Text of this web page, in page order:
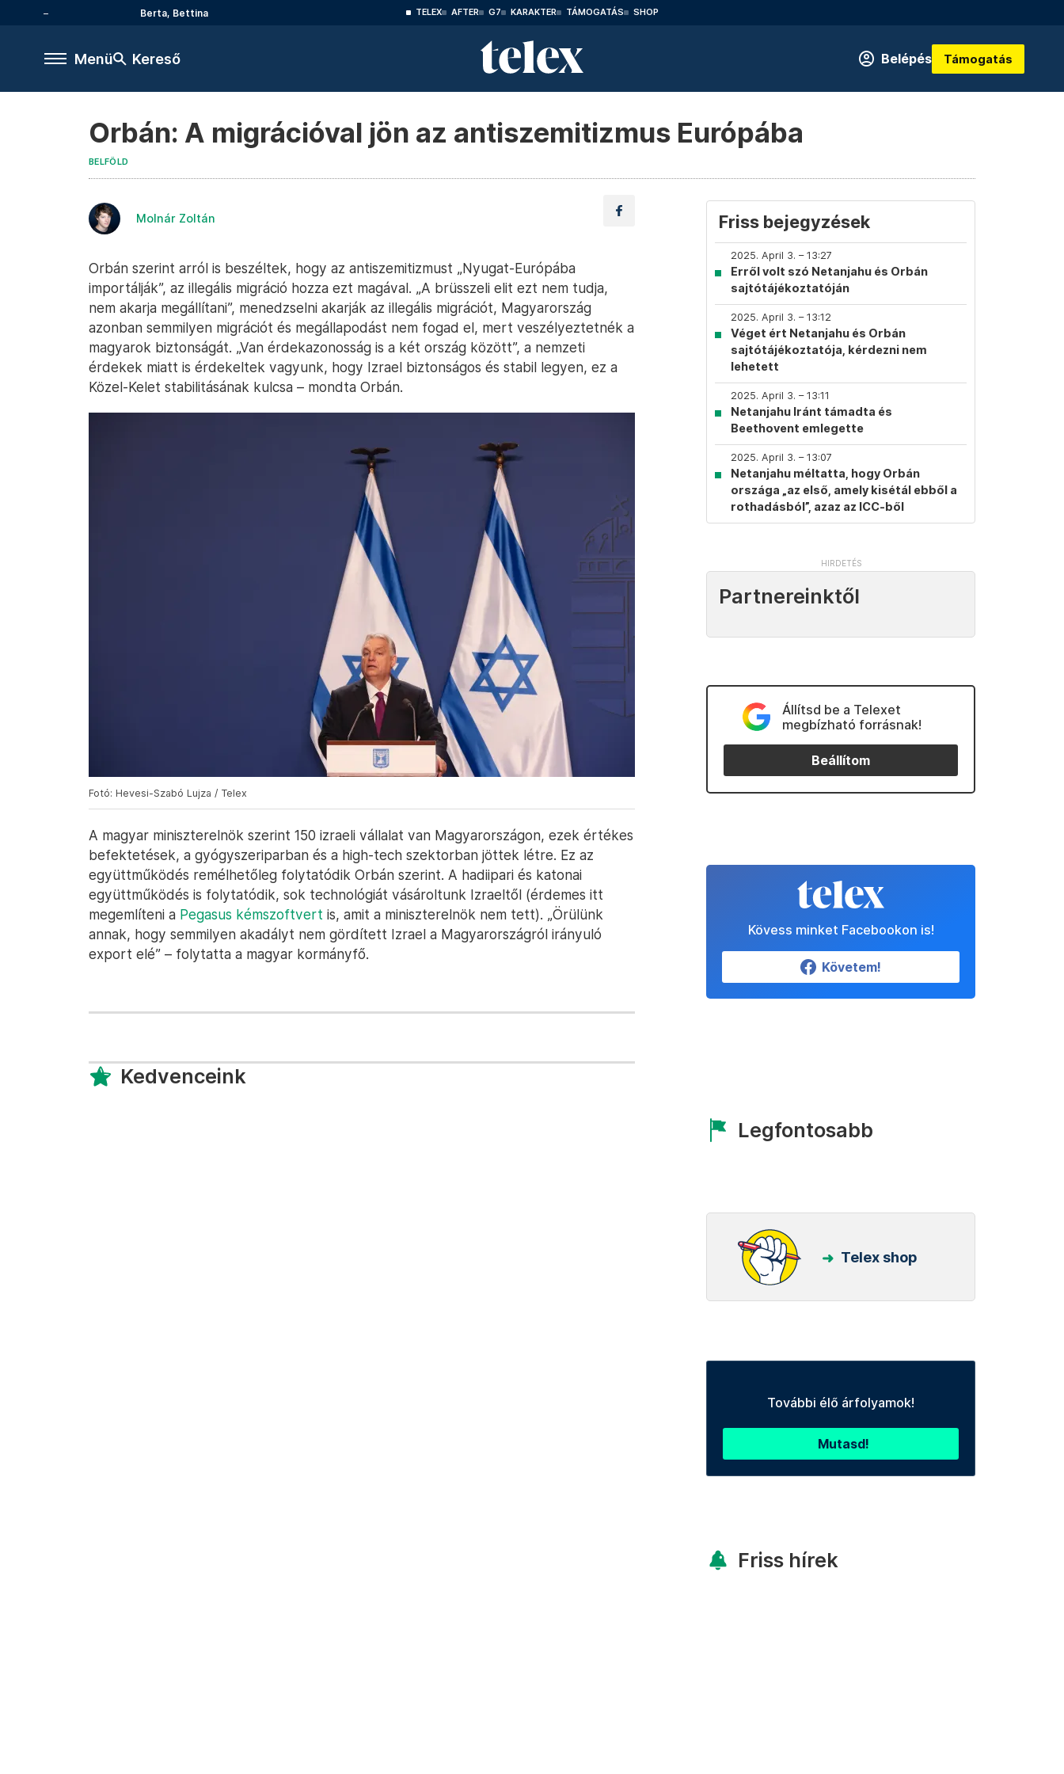
Berta, Bettina TELEX AFTER G7 KARAKTER TÁMOGATÁS SHOP
Menü Kereső Belépés Támogatás
Orbán: A migrációval jön az antiszemitizmus Európába
BELFÖLD
Molnár Zoltán
Orbán szerint arról is beszéltek, hogy az antiszemitizmust „Nyugat-Európába
importálják”, az illegális migráció hozza ezt magával. „A brüsszeli elit ezt nem tudja,
nem akarja megállítani”, menedzselni akarják az illegális migrációt, Magyarország
azonban semmilyen migrációt és megállapodást nem fogad el, mert veszélyeztetnék a
magyarok biztonságát. „Van érdekazonosság is a két ország között”, a nemzeti
érdekek miatt is érdekeltek vagyunk, hogy Izrael biztonságos és stabil legyen, ez a
Közel-Kelet stabilitásának kulcsa – mondta Orbán.
Fotó: Hevesi-Szabó Lujza / Telex
A magyar miniszterelnök szerint 150 izraeli vállalat van Magyarországon, ezek értékes
befektetések, a gyógyszeriparban és a high-tech szektorban jöttek létre. Ez az
együttműködés remélhetőleg folytatódik Orbán szerint. A hadiipari és katonai
együttműködés is folytatódik, sok technológiát vásároltunk Izraeltől (érdemes itt
megemlíteni a Pegasus kémszoftvert is, amit a miniszterelnök nem tett). „Örülünk
annak, hogy semmilyen akadályt nem gördített Izrael a Magyarországról irányuló
export elé” – folytatta a magyar kormányfő.
Kedvenceink
Friss bejegyzések
2025. April 3. – 13:27
Erről volt szó Netanjahu és Orbán
sajtótájékoztatóján
2025. April 3. – 13:12
Véget ért Netanjahu és Orbán
sajtótájékoztatója, kérdezni nem
lehetett
2025. April 3. – 13:11
Netanjahu Iránt támadta és
Beethovent emlegette
2025. April 3. – 13:07
Netanjahu méltatta, hogy Orbán
országa „az első, amely kisétál ebből a
rothadásból”, azaz az ICC-ből
Partnereinktől
Állítsd be a Telexet
megbízható forrásnak!
Beállítom
Kövess minket Facebookon is!
Követem!
Legfontosabb
Telex shop
További élő árfolyamok!
Mutasd!
Friss hírek